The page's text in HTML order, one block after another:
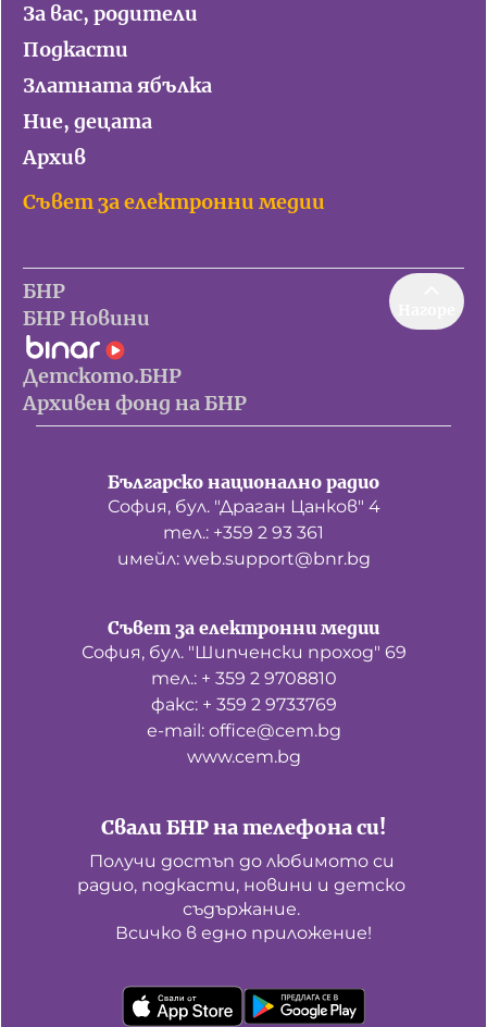
За вас, родители
Подкасти
Златната ябълка
Ние, децата
Архив
Съвет за електронни медии
БНР
БНР Новини
Детското.БНР
Архивен фонд на БНР
Българско национално радио
София, бул. "Драган Цанков" 4
тел.: +359 2 93 361
имейл: web.support@bnr.bg
Свали БНР на телефона си!
Получи достъп до любимото си
радио, подкасти, новини и детско
съдържание.
Всичко в едно приложение!
Съвет за електронни медии
София, бул. "Шипченски проход" 69
тел.: + 359 2 9708810
факс: + 359 2 9733769
е-mail: office@cem.bg
www.cem.bg